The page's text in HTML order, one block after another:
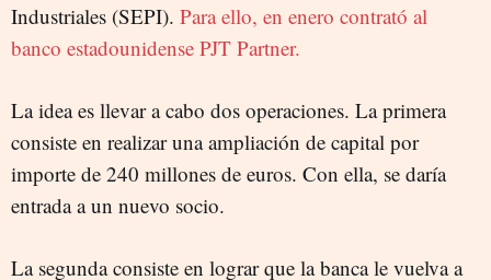
Industriales (SEPI). Para ello, en enero contrató al
banco estadounidense PJT Partner.
La idea es llevar a cabo dos operaciones. La primera
consiste en realizar una ampliación de capital por
importe de 240 millones de euros. Con ella, se daría
entrada a un nuevo socio.
La segunda consiste en lograr que la banca le vuelva a